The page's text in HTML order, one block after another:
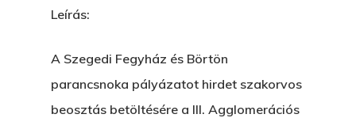
Leírás:
A Szegedi Fegyház és Börtön
parancsnoka pályázatot hirdet szakorvos
beosztás betöltésére a III. Agglomerációs